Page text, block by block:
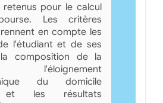
pour le calcul
Les critères
en compte les
l'étudiant et de ses
composition de la
l'éloignement
du domicile
et les résultats